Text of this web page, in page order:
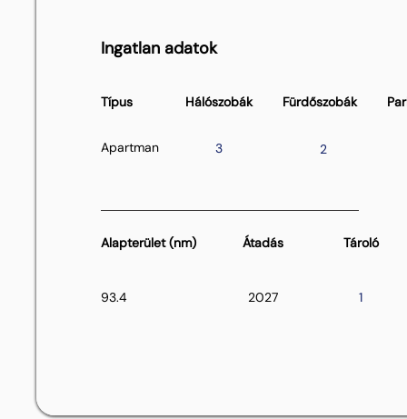
Ingatlan adatok
Típus Hálószobák
Apartman 3
Fürdőszobák
2
Alapterület (nm) Átadás Tároló
93.4 2027 1